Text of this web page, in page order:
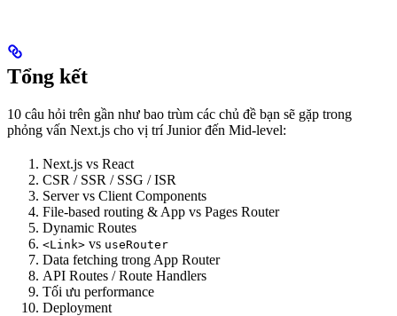
Tổng kết
10 câu hỏi trên gần như bao trùm các chủ đề bạn sẽ gặp trong
phỏng vấn Next.js cho vị trí Junior đến Mid-level:
Next.js vs React
CSR / SSR / SSG / ISR
Server vs Client Components
File-based routing & App vs Pages Router
Dynamic Routes
<Link> vs useRouter
Data fetching trong App Router
API Routes / Route Handlers
Tối ưu performance
Deployment